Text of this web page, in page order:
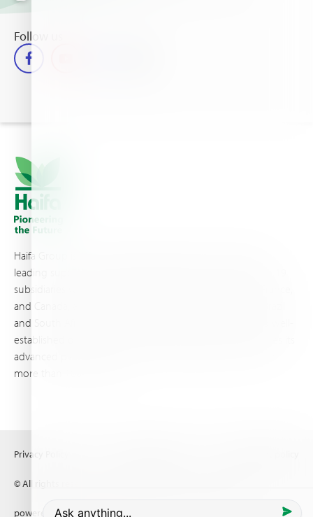
Follow us
Haifa Group is a multi-national corporation and a global
leading supplier of specialty fertilizers, operating through 19
subsidiaries worldwide, with production sites in Israel, France,
and Canada, as well as proprietary blending facilities in Brazil
and South Africa. Backed by extensive infrastructure and well-
established distribution and logistics networks, Haifa makes its
advanced plant nutrition solutions available to growers in
more than 100 countries.
© All rights reserved (2026) Haifa Negev technologies LTD
Privacy Policy
powered byComrax